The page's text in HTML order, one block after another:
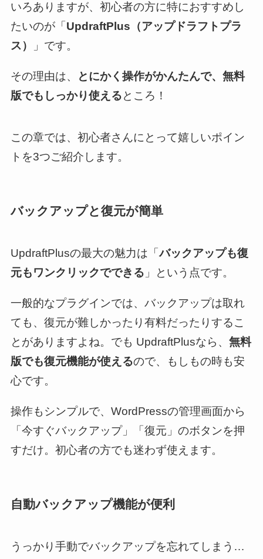
いろありますが、初心者の方に特におすすめし
たいのが「 UpdraftPlus（アップドラフトプラ
ス）
」です。
その理由は、
とにかく操作がかんたんで、無料
版でもしっかり使えるところ！
この章では、初心者さんにとって嬉しいポイン
トを3つご紹介します。
バックアップと復元が簡単
UpdraftPlusの最大の魅力は「バックアップも復
元もワンクリックでできる 」という点です。
一般的なプラグインでは、バックアップは取れ
ても、復元が難しかったり有料だったりするこ
とがありますよね。でも UpdraftPlusなら、 無料
版でも復元機能が使えるので、もしもの時も安
心です。
操作もシンプルで、WordPressの管理画面から
「今すぐバックアップ」「復元」のボタンを押
すだけ。初心者の方でも迷わず使えます。
自動バックアップ機能が便利
うっかり手動でバックアップを忘れてしまう…